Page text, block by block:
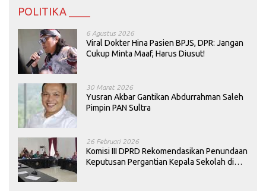
POLITIKA ____
6 Agustus 2026
Viral Dokter Hina Pasien BPJS, DPR: Jangan
Cukup Minta Maaf, Harus Diusut!
30 Maret 2026
Yusran Akbar Gantikan Abdurrahman Saleh
Pimpin PAN Sultra
26 Februari 2026
Komisi III DPRD Rekomendasikan Penundaan
Keputusan Pergantian Kepala Sekolah di